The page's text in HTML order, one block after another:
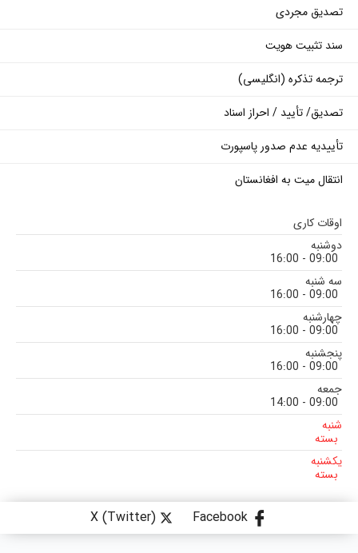
تصدیق مجردی
سند تثبیت هویت
ترجمه تذکره (انگلیسی)
تصدیق/ تأیید / احراز اسناد
تأییدیه عدم صدور پاسپورت
انتقال میت به افغانستان
اوقات کاری
دوشنبه
09:00 - 16:00
سه شنبه
09:00 - 16:00
چهارشنبه
09:00 - 16:00
پنجشنبه
09:00 - 16:00
جمعه
09:00 - 14:00
شنبه
بسته
یکشنبه
بسته